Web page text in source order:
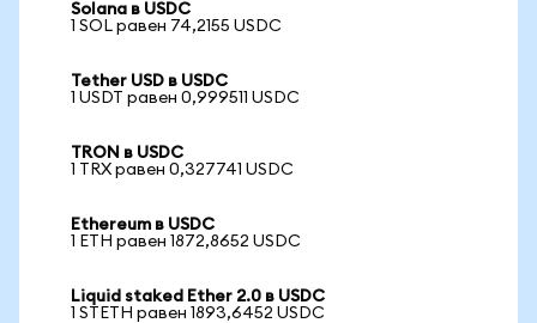
Solana в USDC
1 SOL равен 74,2155 USDC
Tether USD в USDC
1 USDT равен 0,999511 USDC
TRON в USDC
1 TRX равен 0,327741 USDC
Ethereum в USDC
1 ETH равен 1872,8652 USDC
Liquid staked Ether 2.0 в USDC
1 STETH равен 1893,6452 USDC